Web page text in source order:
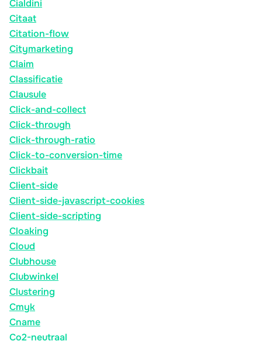
Cialdini
Citaat
Citation-flow
Citymarketing
Claim
Classificatie
Clausule
Click-and-collect
Click-through
Click-through-ratio
Click-to-conversion-time
Clickbait
Client-side
Client-side-javascript-cookies
Client-side-scripting
Cloaking
Cloud
Clubhouse
Clubwinkel
Clustering
Cmyk
Cname
Co2-neutraal